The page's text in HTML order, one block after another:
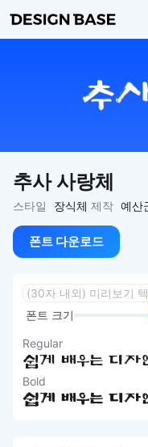
추사 사랑체
스타일 장식체 제작 예산
폰트 다운로드
폰트 크기
Regular
쉽게 배우는 디자
Bold
쉽게 배우는 디자